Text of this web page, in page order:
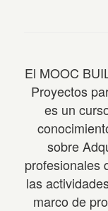
El MOOC
Proyectos
es un
sobre
profesionales
las
marco de